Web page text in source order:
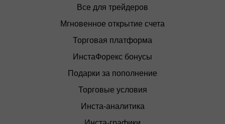
Все для трейдеров
Мгновенное открытие счета
Торговая платформа
ИнстаФорекс бонусы
Подарки за пополнение
Торговые условия
Инста-аналитика